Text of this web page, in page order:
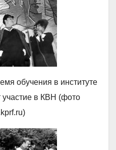
обучения в институте
участие в КВН (фото